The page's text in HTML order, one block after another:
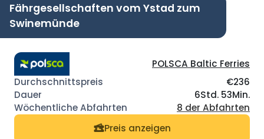
Fährgesellschaften vom Ystad zum
Swinemünde
POLSCA Baltic Ferries
€236
6Std. 53Min.
8 der Abfahrten
Preis anzeigen